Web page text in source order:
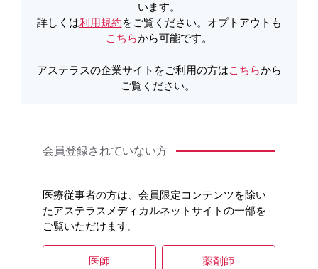
製品詳細
製品Q&A
います。
詳しくは利用規約をご覧ください。オプトアウトも
こちらから可能です。
アステラスの企業サイトをご利用の方はこちらから
ご覧ください。
会員登録されていない方
医療従事者の方は、会員限定コンテンツを除い
たアステラスメディカルネットサイトの一部を
ご覧いただけます。
医師 薬剤師